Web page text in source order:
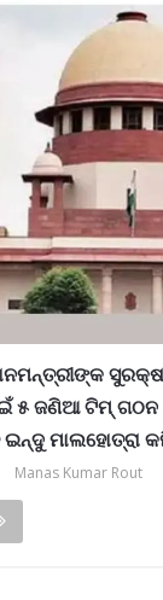
୫ ଜଣିଆ ଟିମ୍ ଗଠନ
ଇନ୍ଦୁ ମାଲହୋତ୍ରା
Manas Kumar Rout